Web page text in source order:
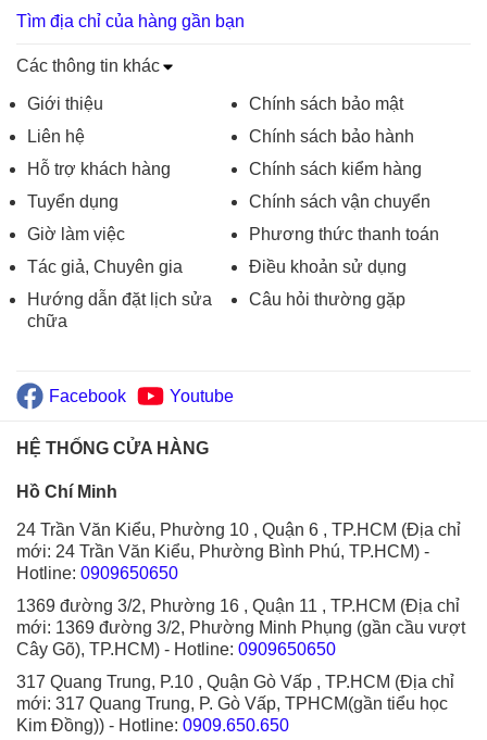
Tìm địa chỉ của hàng gần bạn
Các thông tin khác
Giới thiệu
Liên hệ
Hỗ trợ khách hàng
Tuyển dụng
Giờ làm việc
Tác giả, Chuyên gia
Hướng dẫn đặt lịch sửa
chữa
Chính sách bảo mật
Chính sách bảo hành
Chính sách kiểm hàng
Chính sách vận chuyển
Phương thức thanh toán
Điều khoản sử dụng
Câu hỏi thường gặp
Facebook Youtube
HỆ THỐNG CỬA HÀNG
Hồ Chí Minh
24 Trần Văn Kiểu, Phường 10 , Quận 6 , TP.HCM (Địa chỉ
mới: 24 Trần Văn Kiểu, Phường Bình Phú, TP.HCM) -
Hotline: 0909650650
1369 đường 3/2, Phường 16 , Quận 11 , TP.HCM (Địa chỉ
mới: 1369 đường 3/2, Phường Minh Phụng (gần cầu vượt
Cây Gõ), TP.HCM) - Hotline: 0909650650
317 Quang Trung, P.10 , Quận Gò Vấp , TP.HCM (Địa chỉ
mới: 317 Quang Trung, P. Gò Vấp, TPHCM(gần tiểu học
Kim Đồng)) - Hotline: 0909.650.650